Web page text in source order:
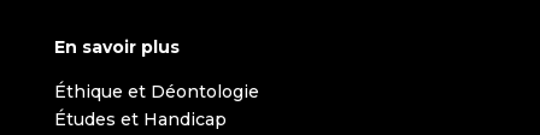
En savoir plus
Éthique et Déontologie
Études et Handicap